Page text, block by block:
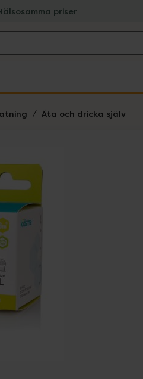
priser
Äta och dricka själv